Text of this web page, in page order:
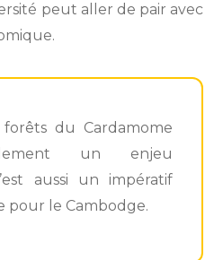
peut aller de pair avec
du Cardamome
un enjeu
aussi un impératif
pour le Cambodge.